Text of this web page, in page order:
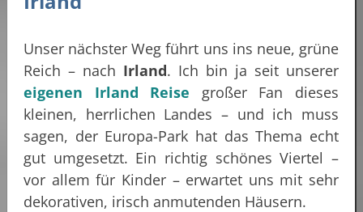
Unser nächster Weg führt uns ins neue, grüne
Reich – nach Irland. Ich bin ja seit unserer
eigenen Irland Reise großer Fan dieses
kleinen, herrlichen Landes – und ich muss
sagen, der Europa-Park hat das Thema echt
gut umgesetzt. Ein richtig schönes Viertel –
vor allem für Kinder – erwartet uns mit sehr
dekorativen, irisch anmutenden Häusern.